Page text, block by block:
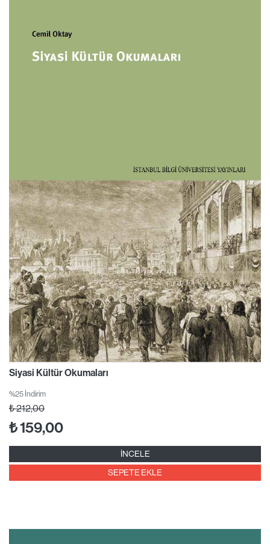
Siyasi Kültür Okumaları
%25 İndirim
₺212,00
₺159,00
İNCELE
SEPETE EKLE